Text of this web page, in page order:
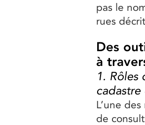
pas le
rues
Des
à
1. Rôles
L’une
de